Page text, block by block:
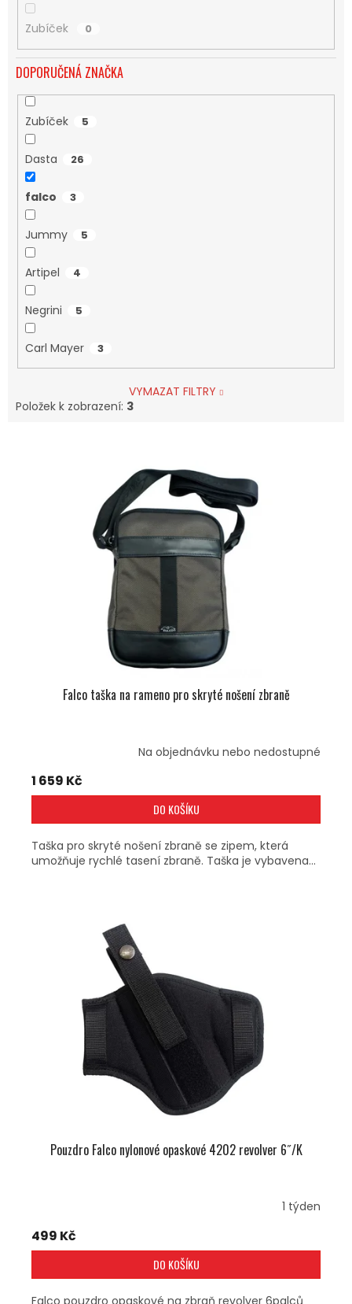
Zubíček 0
DOPORUČENÁ ZNAČKA
Zubíček 5
Dasta 26
falco 3
Jummy 5
Artipel 4
Negrini 5
Carl Mayer 3
VYMAZAT FILTRY
Položek k zobrazení: 3
Falco taška na rameno pro skryté nošení zbraně
Na objednávku nebo nedostupné
1 659 Kč
DO KOŠÍKU
Taška pro skryté nošení zbraně se zipem, která
umožňuje rychlé tasení zbraně. Taška je vybavena...
Pouzdro Falco nylonové opaskové 4202 revolver 6˝/K
1 týden
499 Kč
DO KOŠÍKU
Falco pouzdro opaskové na zbraň revolver 6palců